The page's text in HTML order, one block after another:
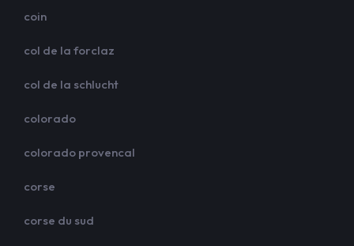
coin
col de la forclaz
col de la schlucht
colorado
colorado provencal
corse
corse du sud